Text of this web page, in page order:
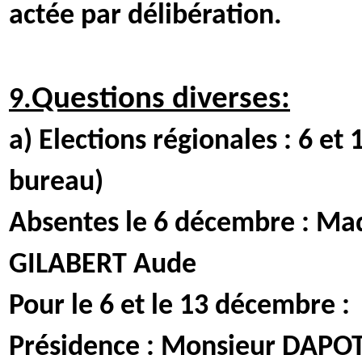
actée par délibération.
9.Questions diverses:
a) Elections régionales : 6 et
bureau)
Absentes le 6 décembre :
GILABERT Aude
Pour le 6 et le 13 décembre :
Présidence : Monsieur